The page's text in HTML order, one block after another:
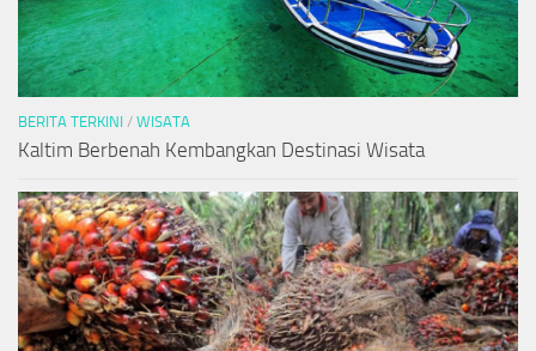
BERITA TERKINI / WISATA
Kaltim Berbenah Kembangkan Destinasi Wisata